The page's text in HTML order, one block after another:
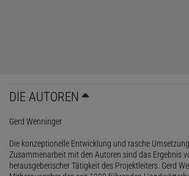
DIE AUTOREN
Gerd Wenninger
Die konzeptionelle Entwicklung und rasche
Zusammenarbeit mit den Autoren sind das Ergebnis
herausgeberischer Tätigkeit des Projektleiters. Gerd